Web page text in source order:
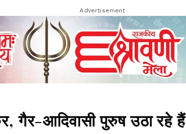
Advertisement
गैर-आदिवासी पुरुष उठा रहे हैं